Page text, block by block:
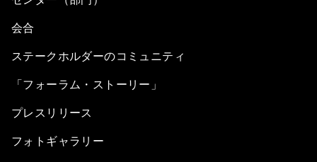
会合
ステークホルダーのコミュニティ
「フォーラム・ストーリー」
プレスリリース
フォトギャラリー